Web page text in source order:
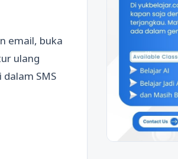
email, buka
ulang
SMS